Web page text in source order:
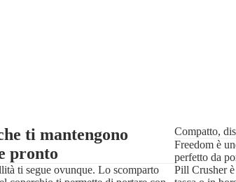
ti mantengono
pronto
ti segue ovunque. Lo scomparto
Compatto,
Freedom è
perfetto da
Pill Crusher è